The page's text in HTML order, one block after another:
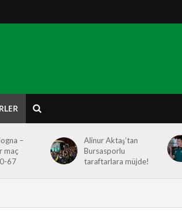
–
maç
67
Alinur Aktaş’tan
Bursasporlu
taraftarlara müjde!